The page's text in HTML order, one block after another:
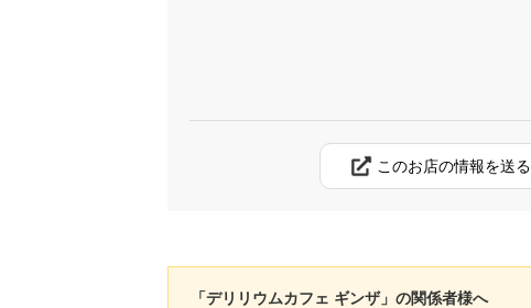
このお店の情報を送る
「デリリウムカフェ ギンザ」の関係者様へ